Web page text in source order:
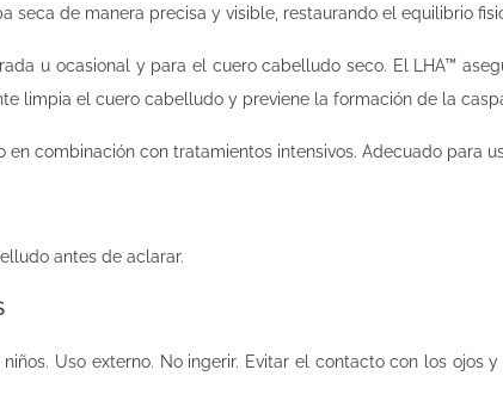
seca de manera precisa y visible, restaurando el equilibrio
u ocasional y para el cuero cabelludo seco. El LHA™
limpia el cuero cabelludo y previene la formación de la
combinación con tratamientos intensivos. Adecuado para
antes de aclarar.
Uso externo. No ingerir. Evitar el contacto con los